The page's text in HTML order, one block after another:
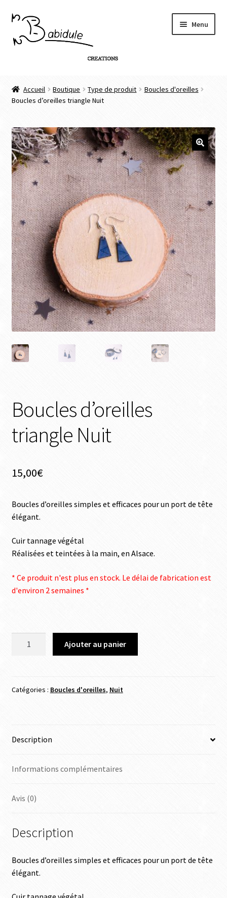
Menu
Boutique
Personnalisation de produit
Infos
Contact
Connexion
Accueil Boutique Type de produit
Boucles d'oreilles
Boucles d’oreilles triangle Nuit
🔍
Boucles d’oreilles
triangle Nuit
15,00€
Boucles d’oreilles simples et efficaces pour un port de tête
élégant.
Cuir tannage végétal
Réalisées et teintées à la main, en Alsace.
* Ce produit n'est plus en stock. Le délai de fabrication est
d'environ 2 semaines *
Ajouter au panier
Catégories : Boucles d'oreilles, Nuit
Description
Informations complémentaires
Avis (0)
Description
Boucles d’oreilles simples et efficaces pour un port de tête
élégant.